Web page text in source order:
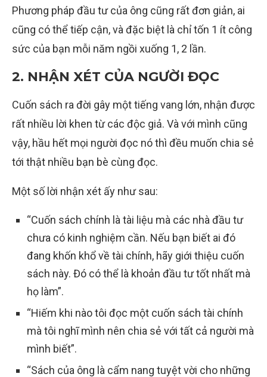
Phương pháp đầu tư của ông cũng rất đơn giản, ai
cũng có thể tiếp cận, và đặc biệt là chỉ tốn 1 ít công
sức của bạn mỗi năm ngồi xuống 1, 2 lần.
2. NHẬN XÉT CỦA NGƯỜI ĐỌC
Cuốn sách ra đời gây một tiếng vang lớn, nhận được
rất nhiều lời khen từ các độc giả. Và với mình cũng
vậy, hầu hết mọi người đọc nó thì đều muốn chia sẻ
tới thật nhiều bạn bè cùng đọc.
Một số lời nhận xét ấy như sau:
“Cuốn sách chính là tài liệu mà các nhà đầu tư
chưa có kinh nghiệm cần. Nếu bạn biết ai đó
đang khốn khổ về tài chính, hãy giới thiệu cuốn
sách này. Đó có thể là khoản đầu tư tốt nhất mà
họ làm”.
“Hiếm khi nào tôi đọc một cuốn sách tài chính
mà tôi nghĩ mình nên chia sẻ với tất cả người mà
mình biết”.
“Sách của ông là cẩm nang tuyệt vời cho những